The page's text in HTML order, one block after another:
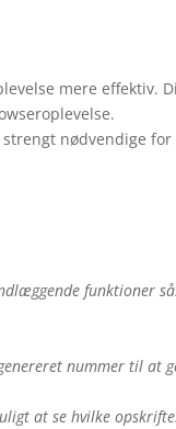
mere
nødvendige
funktioner
nummer til at
at se hvilke